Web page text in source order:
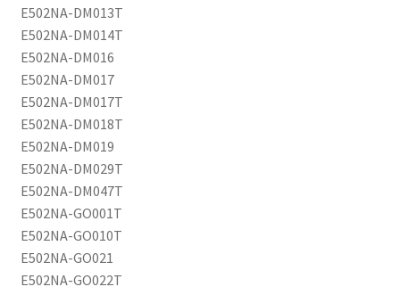
E502NA-DM013T
E502NA-DM014T
E502NA-DM016
E502NA-DM017
E502NA-DM017T
E502NA-DM018T
E502NA-DM019
E502NA-DM029T
E502NA-DM047T
E502NA-GO001T
E502NA-GO010T
E502NA-GO021
E502NA-GO022T